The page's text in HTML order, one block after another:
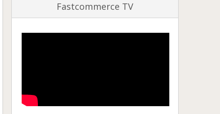
Fastcommerce TV